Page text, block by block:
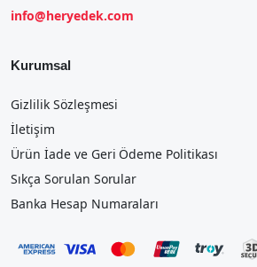
info@heryedek.com
Kurumsal
Gizlilik Sözleşmesi
İletişim
Ürün İade ve Geri Ödeme Politikası
Sıkça Sorulan Sorular
Banka Hesap Numaraları